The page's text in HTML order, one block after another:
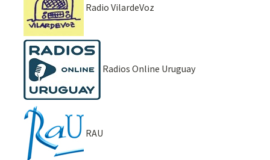
Radio VilardeVoz
Radios Online Uruguay
RAU